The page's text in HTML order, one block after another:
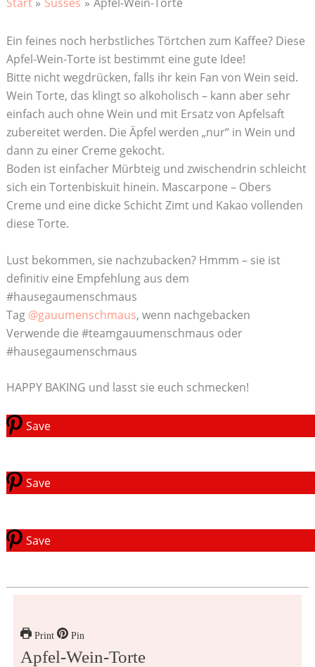
Ein feines noch herbstliches Törtchen zum Kaffee? Diese
Apfel-Wein-Torte ist bestimmt eine gute Idee!
Bitte nicht wegdrücken, falls ihr kein Fan von Wein seid.
Wein Torte, das klingt so alkoholisch – kann aber sehr
einfach auch ohne Wein und mit Ersatz von Apfelsaft
zubereitet werden. Die Äpfel werden „nur“ in Wein und
dann zu einer Creme gekocht.
Boden ist einfacher Mürbteig und zwischendrin schleicht
sich ein Tortenbiskuit hinein. Mascarpone – Obers
Creme und eine dicke Schicht Zimt und Kakao vollenden
diese Torte.
Lust bekommen, sie nachzubacken? Hmmm – sie ist
definitiv eine Empfehlung aus dem
#hausegaumenschmaus
Tag @gauumenschmaus, wenn nachgebacken
Verwende die #teamgauumenschmaus oder
#hausegaumenschmaus
HAPPY BAKING und lasst sie euch schmecken!
Save
Save
Save
Print Pin
Apfel-Wein-Torte